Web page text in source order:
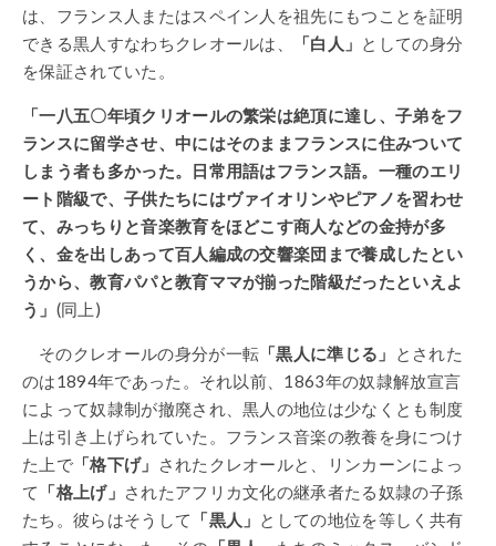
は、フランス人またはスペイン人を祖先にもつことを証明
できる黒人すなわちクレオールは、
「白人」 としての身分
を保証されていた。
「一八五〇年頃クリオールの繁栄は絶頂に達し、子弟をフ
ランスに留学させ、中にはそのままフランスに住みついて
しまう者も多かった。日常用語はフランス語。一種のエリ
ート階級で、子供たちにはヴァイオリンやピアノを習わせ
て、みっちりと音楽教育をほどこす商人などの金持が多
く、金を出しあって百人編成の交響楽団まで養成したとい
うから、教育パパと教育ママが揃った階級だったといえよ
う」 (同上)
そのクレオールの身分が一転 「黒人に準じる」
とされた
のは1894年であった。それ以前、1863年の奴隷解放宣言
によって奴隷制が撤廃され、黒人の地位は少なくとも制度
上は引き上げられていた。フランス音楽の教養を身につけ
た上で「格下げ」
されたクレオールと、リンカーンによっ
て
「格上げ」 されたアフリカ文化の継承者たる奴隷の子孫
たち。彼らはそうして
「黒人」 としての地位を等しく共有